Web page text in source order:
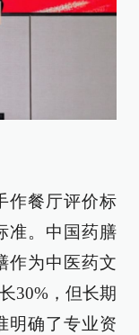
作餐厅评价标
准。中国药膳
作为中医药文
30%，但长期
明确了专业资